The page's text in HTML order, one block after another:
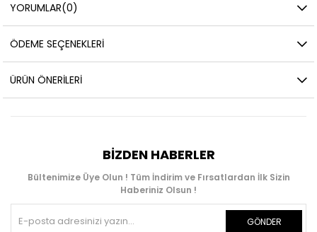
YORUMLAR(0)
ÖDEME SEÇENEKLERI
ÜRÜN ÖNERILERI
BIZDEN HABERLER
Bültenimize Üye Olun ! Tüm İndirim ve Fırsatlardan İlk Sizin
Haberiniz Olsun !
GÖNDER